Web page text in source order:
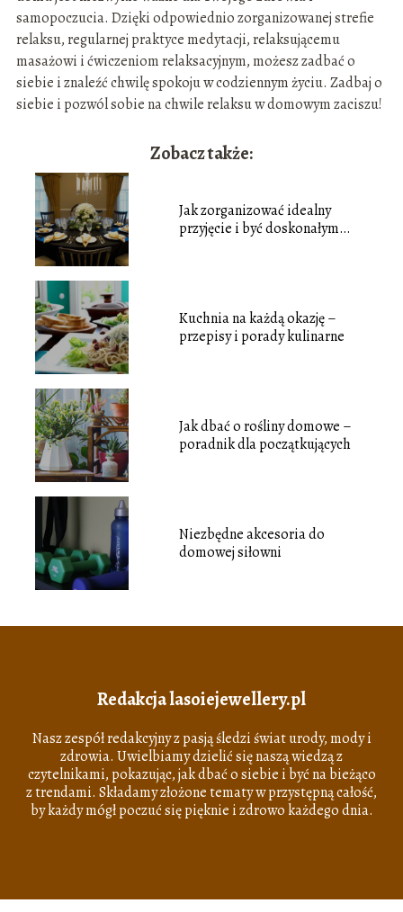
samopoczucia. Dzięki odpowiednio zorganizowanej strefie
relaksu, regularnej praktyce medytacji, relaksującemu
masażowi i ćwiczeniom relaksacyjnym, możesz zadbać o
siebie i znaleźć chwilę spokoju w codziennym życiu. Zadbaj o
siebie i pozwól sobie na chwile relaksu w domowym zaciszu!
Zobacz także:
Jak zorganizować idealny
przyjęcie i być doskonałym
Kuchnia na każdą okazję –
przepisy i porady kulinarne
Jak dbać o rośliny domowe –
poradnik dla początkujących
Niezbędne akcesoria do
domowej siłowni
Redakcja lasoiejewellery.pl
Nasz zespół redakcyjny z pasją śledzi świat urody, mody i
zdrowia. Uwielbiamy dzielić się naszą wiedzą z
czytelnikami, pokazując, jak dbać o siebie i być na bieżąco
z trendami. Składamy złożone tematy w przystępną całość,
by każdy mógł poczuć się pięknie i zdrowo każdego dnia.